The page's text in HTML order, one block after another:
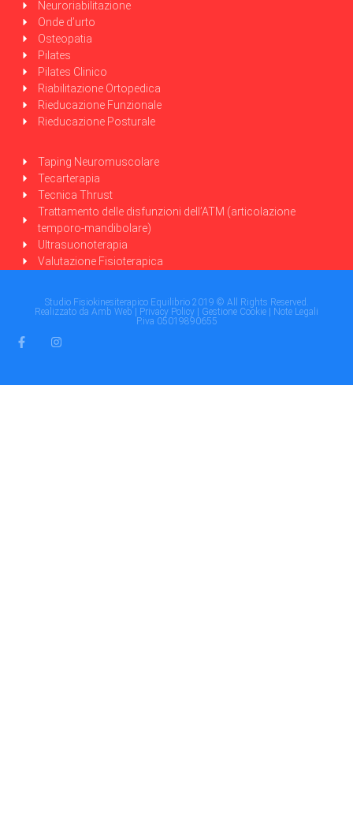
Neuroriabilitazione
Onde d’urto
Osteopatia
Pilates
Pilates Clinico
Riabilitazione Ortopedica
Rieducazione Funzionale
Rieducazione Posturale
Taping Neuromuscolare
Tecarterapia
Tecnica Thrust
Trattamento delle disfunzioni dell’ATM (articolazione
temporo-mandibolare)
Ultrasuonoterapia
Valutazione Fisioterapica
Studio Fisiokinesiterapico Equilibrio 2019 © All Rights Reserved.
Realizzato da Amb Web| Privacy Policy | Gestione Cookie | Note Legali
P.iva 05019890655